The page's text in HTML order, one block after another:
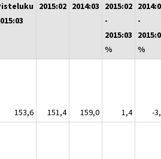
2015:02 2014:03
2015:02
-
2015:03
%
-
%
153,6 151,4 159,0 1,4
-